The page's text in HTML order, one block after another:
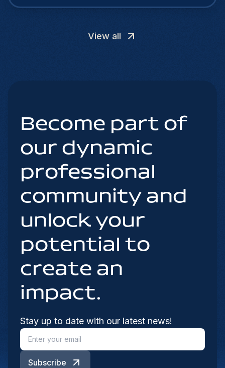
View all
Become part of
our dynamic
professional
community and
unlock your
potential to
create an
impact.
Stay up to date with our latest news!
Subscribe